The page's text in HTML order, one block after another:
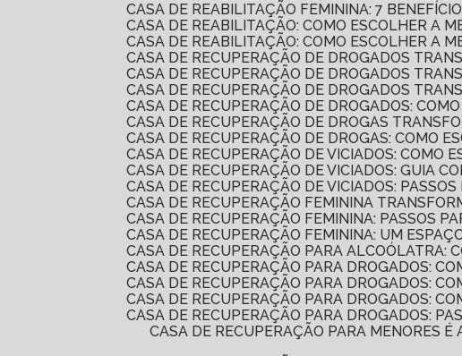
CASA DE REABILITAÇÃO FEMININA: 7
CASA DE REABILITAÇÃO: COMO ESCOLHER A
CASA DE REABILITAÇÃO: COMO ESCOLHER A
CASA DE RECUPERAÇÃO DE DROGADOS
CASA DE RECUPERAÇÃO DE DROGADOS
CASA DE RECUPERAÇÃO DE DROGADOS
CASA DE RECUPERAÇÃO DE DROGADOS:
CASA DE RECUPERAÇÃO DE DROGAS
CASA DE RECUPERAÇÃO DE DROGAS: COMO
CASA DE RECUPERAÇÃO DE VICIADOS:
CASA DE RECUPERAÇÃO DE VICIADOS: GUIA
CASA DE RECUPERAÇÃO DE VICIADOS:
CASA DE RECUPERAÇÃO FEMININA
CASA DE RECUPERAÇÃO FEMININA: PASSOS
CASA DE RECUPERAÇÃO FEMININA: UM
CASA DE RECUPERAÇÃO PARA
CASA DE RECUPERAÇÃO PARA DROGADOS:
CASA DE RECUPERAÇÃO PARA DROGADOS:
CASA DE RECUPERAÇÃO PARA DROGADOS:
CASA DE RECUPERAÇÃO PARA DROGADOS:
CASA DE RECUPERAÇÃO PARA MENORES É A SOLUÇÃO IDEAL PARA REABILITAÇÃO E REINTEGRAÇÃO SOCIAL. DESCUBRA COMO